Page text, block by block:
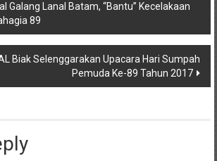
Galang Lanal Batam, “Bantu” Kecelakaan
89
Biak Selenggarakan Upacara Hari Sumpah
Pemuda Ke-89 Tahun 2017